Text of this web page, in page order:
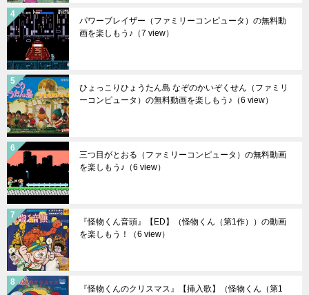
パワーブレイザー（ファミリーコンピュータ）の無料動
画を楽しもう♪ （7 view）
ひょっこりひょうたん島 なぞのかいぞくせん（ファミリ
ーコンピュータ）の無料動画を楽しもう♪ （6 view）
三つ目がとおる（ファミリーコンピュータ）の無料動画
を楽しもう♪ （6 view）
『怪物くん音頭』【ED】（怪物くん（第1作））の動画
を楽しもう！
（6 view）
『怪物くんのクリスマス』【挿入歌】（怪物くん（第1